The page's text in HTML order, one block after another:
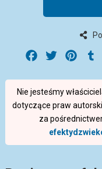
Facebook
Twitter
Nie jesteśmy
dotyczące praw
za